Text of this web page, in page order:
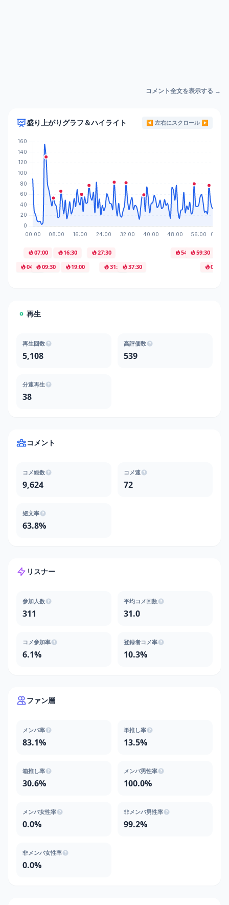
コメント全文を表示する →
盛り上がりグラフ＆ハイライト ◀ 左右にスクロール ▶
54:30
31:30
04:30
27:30
19:00
16:30
09:30
37:30
07:00
59:30
再生
再生回数
5,108
高評価数
539
分速再生
38
コメント
コメ総数
9,624
コメ速
72
短文率
63.8%
リスナー
参加人数
311
平均コメ回数
31.0
コメ参加率
6.1%
登録者コメ率
10.3%
ファン層
メンバ率
83.1%
単推し率
13.5%
箱推し率
30.6%
メンバ男性率
100.0%
メンバ女性率
0.0%
非メンバ男性率
99.2%
非メンバ女性率
0.0%